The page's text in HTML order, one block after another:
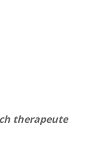
therapeute